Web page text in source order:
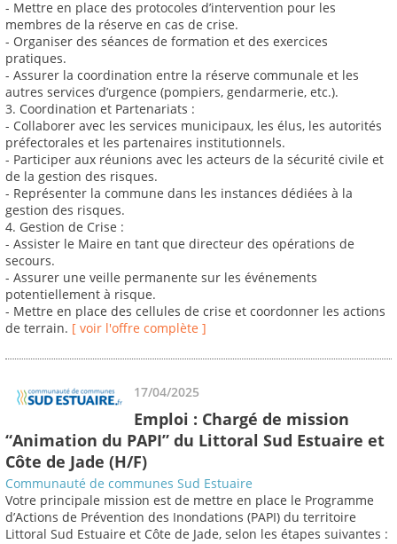
- Mettre en place des protocoles d’intervention pour les
membres de la réserve en cas de crise.
- Organiser des séances de formation et des exercices
pratiques.
- Assurer la coordination entre la réserve communale et les
autres services d’urgence (pompiers, gendarmerie, etc.).
3. Coordination et Partenariats :
- Collaborer avec les services municipaux, les élus, les autorités
préfectorales et les partenaires institutionnels.
- Participer aux réunions avec les acteurs de la sécurité civile et
de la gestion des risques.
- Représenter la commune dans les instances dédiées à la
gestion des risques.
4. Gestion de Crise :
- Assister le Maire en tant que directeur des opérations de
secours.
- Assurer une veille permanente sur les événements
potentiellement à risque.
- Mettre en place des cellules de crise et coordonner les actions
de terrain. [ voir l'offre complète ]
17/04/2025
Emploi : Chargé de mission
“Animation du PAPI” du Littoral Sud Estuaire et
Côte de Jade (H/F)
Communauté de communes Sud Estuaire
Votre principale mission est de mettre en place le Programme
d’Actions de Prévention des Inondations (PAPI) du territoire
Littoral Sud Estuaire et Côte de Jade, selon les étapes suivantes :